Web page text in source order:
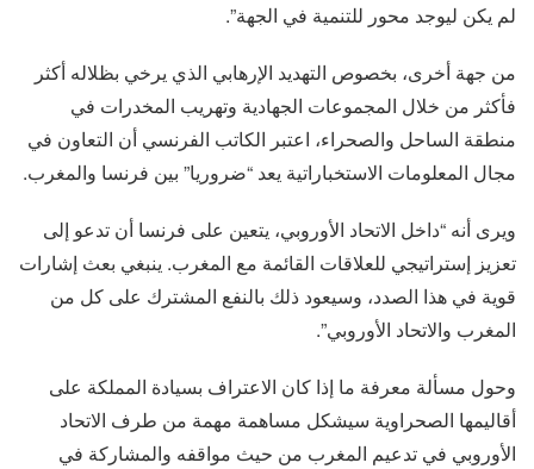
لم يكن ليوجد محور للتنمية في الجهة”.
من جهة أخرى، بخصوص التهديد الإرهابي الذي يرخي بظلاله أكثر
فأكثر من خلال المجموعات الجهادية وتهريب المخدرات في
منطقة الساحل والصحراء، اعتبر الكاتب الفرنسي أن التعاون في
مجال المعلومات الاستخباراتية يعد “ضروريا” بين فرنسا والمغرب.
ويرى أنه “داخل الاتحاد الأوروبي، يتعين على فرنسا أن تدعو إلى
تعزيز إستراتيجي للعلاقات القائمة مع المغرب. ينبغي بعث إشارات
قوية في هذا الصدد، وسيعود ذلك بالنفع المشترك على كل من
المغرب والاتحاد الأوروبي”.
وحول مسألة معرفة ما إذا كان الاعتراف بسيادة المملكة على
أقاليمها الصحراوية سيشكل مساهمة مهمة من طرف الاتحاد
الأوروبي في تدعيم المغرب من حيث مواقفه والمشاركة في